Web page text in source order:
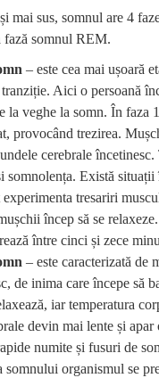
mai sus, somnul are 4
somnul REM.
– este cea mai ușoară
Aici o persoană
la veghe la somn. În faza
provocând trezirea.
cerebrale
somnolența. Există situații
experimenta tresariri
încep să se
între cinci și zece
– este caracterizată de
de inima care începe să
iar temperatura
devin mai lente și apar
numite și fusuri de
somnului organismul se